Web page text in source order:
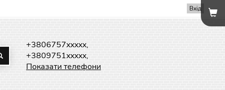
Вхід
+3806757xxxxx,
+3809751xxxxx,
Показати телефони